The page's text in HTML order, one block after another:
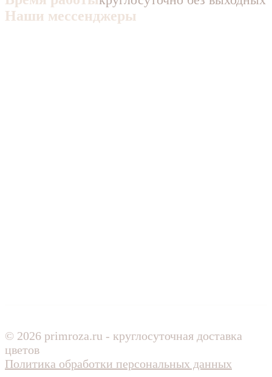
Наши мессенджеры
© 2026 primroza.ru - круглосуточная доставка
цветов
Политика обработки персональных данных